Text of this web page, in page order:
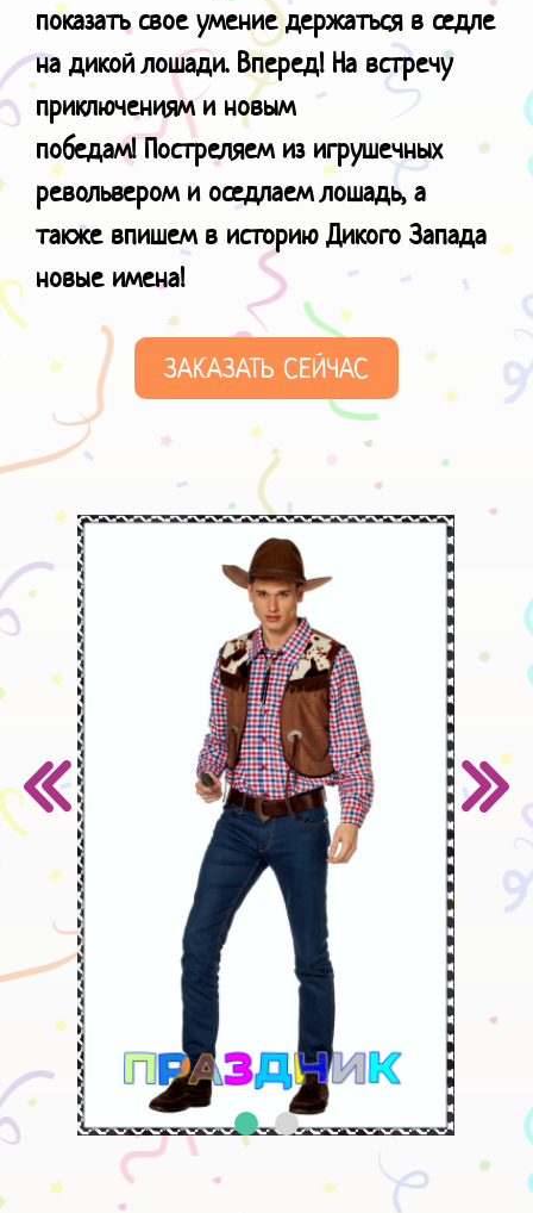
показать свое умение держаться в седле
на дикой лошади. Вперед! На встречу
приключениям и новым
победам!Постреляем из игрушечных
револьвером и оседлаем лошадь, а
также впишем в историю Дикого Запада
новые имена!
ЗАКАЗАТЬ СЕЙЧАС